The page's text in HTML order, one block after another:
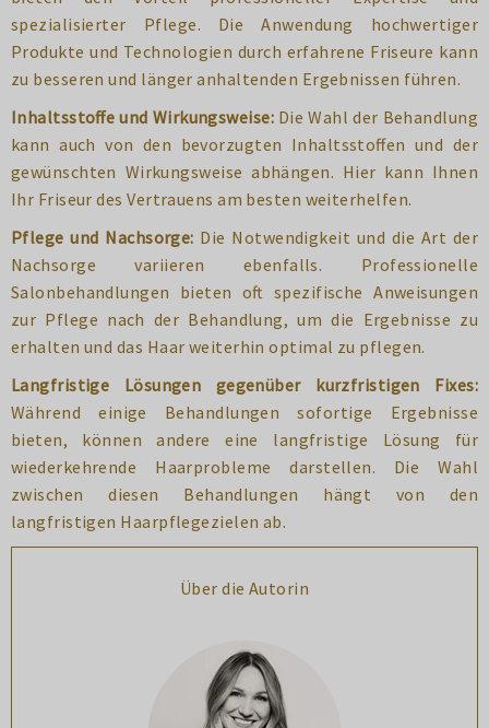
spezialisierter Pflege. Die Anwendung hochwertiger
Produkte und Technologien durch erfahrene Friseure kann
zu besseren und länger anhaltenden Ergebnissen führen.
Inhaltsstoffe und Wirkungsweise: Die Wahl der Behandlung
kann auch von den bevorzugten Inhaltsstoffen und der
gewünschten Wirkungsweise abhängen. Hier kann Ihnen
Ihr Friseur des Vertrauens am besten weiterhelfen.
Pflege und Nachsorge: Die Notwendigkeit und die Art der
Nachsorge variieren ebenfalls. Professionelle
Salonbehandlungen bieten oft spezifische Anweisungen
zur Pflege nach der Behandlung, um die Ergebnisse zu
erhalten und das Haar weiterhin optimal zu pflegen.
Langfristige Lösungen gegenüber kurzfristigen Fixes:
Während einige Behandlungen sofortige Ergebnisse
bieten, können andere eine langfristige Lösung für
wiederkehrende Haarprobleme darstellen. Die Wahl
zwischen diesen Behandlungen hängt von den
langfristigen Haarpflegezielen ab.
Über die Autorin